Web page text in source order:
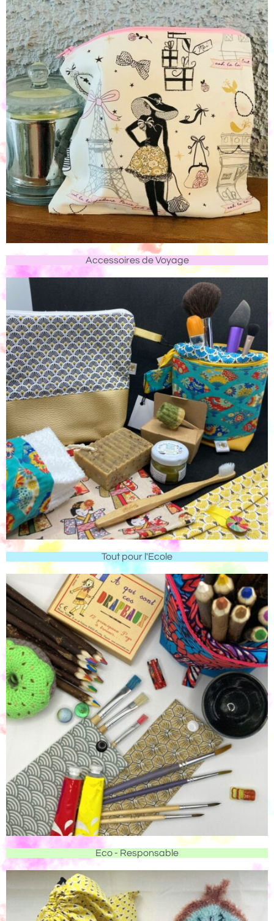
Accessoires de Voyage
Tout pour l'Ecole
Eco - Responsable